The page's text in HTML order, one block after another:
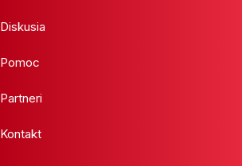
Diskusia
Pomoc
Partneri
Kontakt